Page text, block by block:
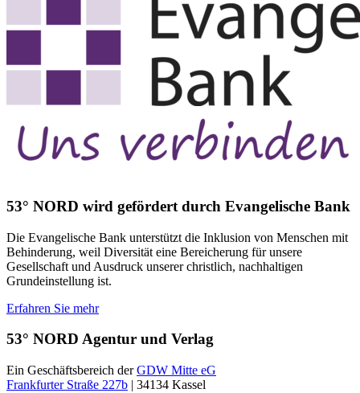
53° NORD wird gefördert durch Evangelische Bank
Die Evangelische Bank unterstützt die Inklusion von Menschen mit
Behinderung, weil Diversität eine Bereicherung für unsere
Gesellschaft und Ausdruck unserer christlich, nachhaltigen
Grundeinstellung ist.
Erfahren Sie mehr
53° NORD Agentur und Verlag
Ein Geschäftsbereich derGDW Mitte eG
Frankfurter Straße 227b | 34134 Kassel